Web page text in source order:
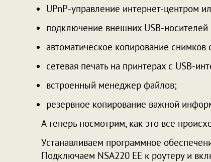
UPnP-управление интернет-центром
подключение внешних USB-носителей
автоматическое копирование снимков
сетевая печать на принтерах с USB-
встроенный менеджер файлов;
резервное копирование важной
А теперь посмотрим, как это все
Устанавливаем программное
Подключаем NSA220 EE к роутеру и